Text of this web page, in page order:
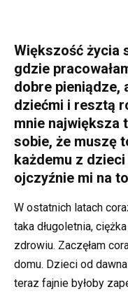
Większość życia
gdzie
dobre pieniądze,
dziećmi i resztą
mnie największa
sobie, że muszę
każdemu z
ojczyźnie mi na
W ostatnich latach
taka długoletnia,
zdrowiu. Zaczęłam
domu. Dzieci od
teraz fajnie byłoby